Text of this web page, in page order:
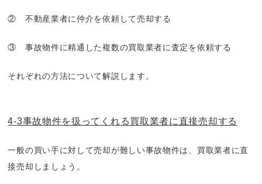
② 不動産業者に仲介を依頼して売却する
③ 事故物件に精通した複数の買取業者に査定を依頼する
それぞれの方法について解説します。
4-3事故物件を扱ってくれる買取業者に直接売却する
一般の買い手に対して売却が難しい事故物件は、買取業者に直
接売却しましょう。